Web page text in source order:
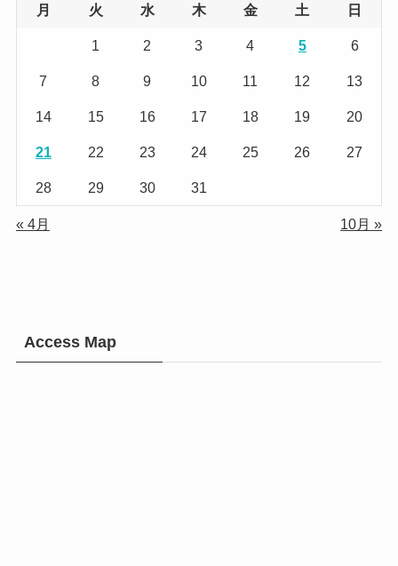
月 火 水 木 金 土 日
1 2 3 4 5 6
7 8 9 10 11 12 13
14 15 16 17 18 19 20
21 22 23 24 25 26 27
28 29 30 31
« 4月 10月 »
Access Map